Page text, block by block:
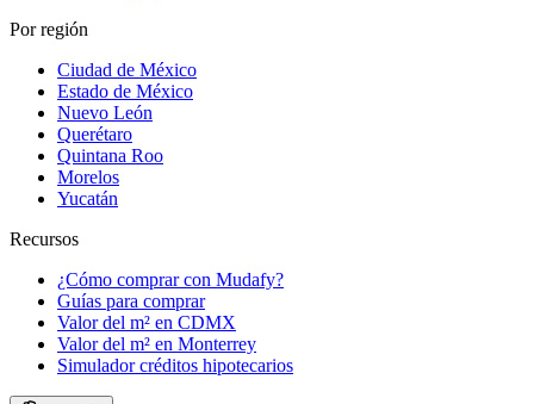
Por región
Ciudad de México
Estado de México
Nuevo León
Querétaro
Quintana Roo
Morelos
Yucatán
Recursos
¿Cómo comprar con Mudafy?
Guías para comprar
Valor del m² en CDMX
Valor del m² en Monterrey
Simulador créditos hipotecarios